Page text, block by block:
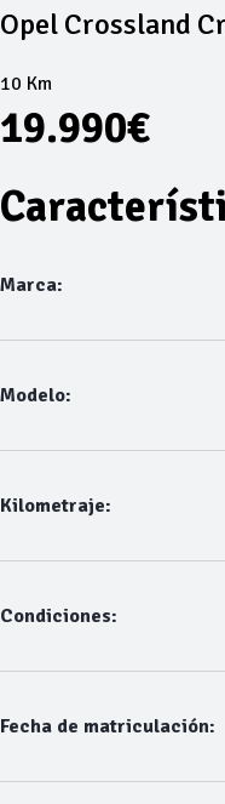
Opel Crossland
10 Km
19.990€
Marca:
Modelo:
Kilometraje:
Condiciones:
Fecha de matriculación: